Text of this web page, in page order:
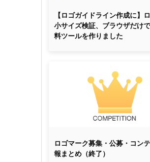
【ロゴガイドライン作成に】
小サイズ検証、ブラウザだけ
料ツールを作りました
ロゴマーク募集・公募・コン
報まとめ（終了）